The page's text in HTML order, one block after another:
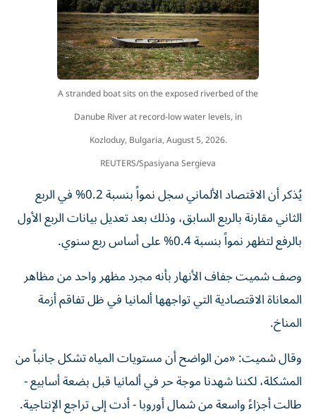
A stranded boat sits on the exposed riverbed of the
Danube River at record-low water levels, in
Kozloduy, Bulgaria, August 5, 2026.
REUTERS/Spasiyana Sergieva
يُذكر أن الاقتصاد الألماني سجل نمواً بنسبة 0.2% في الربع
الثاني مقارنة بالربع السابق، وذلك بعد تعديل بيانات الربع الأول
بالرفع لتظهر نمواً بنسبة 0.4% على أساس ربع سنوي.
وصف شميت جفاف الأنهار بأنه مجرد مظهر واحد من مظاهر
المعاناة الاقتصادية التي تواجهها ألمانيا في ظل تفاقم أزمة
المناخ.
وقال شميت: «من الواضح أن مستويات المياه تشكل جانباً من
المشكلة، لكننا شهدنا موجة حر في ألمانيا قبل بضعة أسابيع -
طالت أجزاءً واسعة من شمال أوروبا - أدت إلى تراجع الإنتاجية.